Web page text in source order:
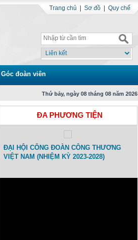
Trang chủ Sơ đồ Quy chế
Góc đoàn viên
Thứ bảy, ngày 08 tháng 08 năm 2026
ĐA PHƯƠNG TIỆN
ĐẠI HỘI CÔNG ĐOÀN CÔNG THƯƠNG
VIỆT NAM (NHIỆM KỲ 2023-2028)